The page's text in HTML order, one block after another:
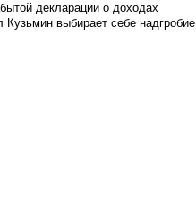
декларации о доходах
выбирает себе надгробие